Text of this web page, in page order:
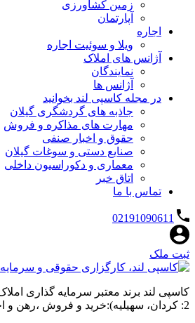
زمین کشاورزی
آپارتمان
اجاره
ویلا و سوئیت اجاره
آژانس های املاک
نمایندگان
آژانس ها
در مجله کاسپی لند بخوانید
جاذبه های گردشگری گیلان
مهارت های مذاکره و فروش
حقوق و اخبار صنفی
صنایع دستی و سوغات گیلان
معماری و دکوراسیون داخلی
اتاق خبر
تماس با ما
02191090611
ثبت ملک
2: کردان، سهیلیه):خرید و فروش ،رهن و اجاره